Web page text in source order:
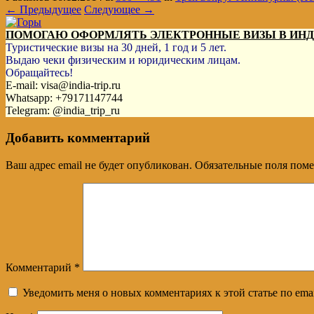
← Предыдущее Следующее →
ПОМОГАЮ ОФОРМЛЯТЬ ЭЛЕКТРОННЫЕ ВИЗЫ В
Туристические визы на 30 дней, 1 год и 5 лет.
Выдаю чеки физическим и юридическим лицам.
Обращайтесь!
E-mail: visa@india-trip.ru
Whatsapp: +79171147744
Telegram: @india_trip_ru
Добавить комментарий
Ваш адрес email не будет опубликован. Обязательные поля
Комментарий *
Уведомить меня о новых комментариях к этой статье по